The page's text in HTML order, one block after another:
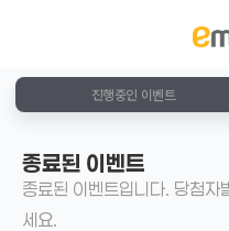
진행중인 이벤트
종료된 이벤트
종료된 이벤트입니다. 당첨
세요.